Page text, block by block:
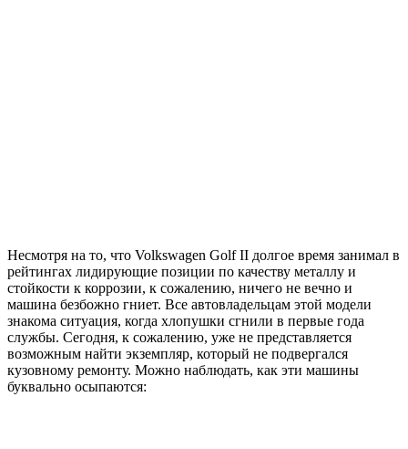
Несмотря на то, что Volkswagen Golf II долгое время занимал в
рейтингах лидирующие позиции по качеству металлу и
стойкости к коррозии, к сожалению, ничего не вечно и
машина безбожно гниет. Все автовладельцам этой модели
знакома ситуация, когда хлопушки сгнили в первые года
службы. Сегодня, к сожалению, уже не представляется
возможным найти экземпляр, который не подвергался
кузовному ремонту. Можно наблюдать, как эти машины
буквально осыпаются: